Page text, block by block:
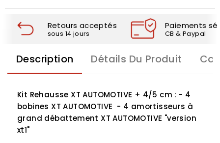
Retours acceptés
sous 14 jours
Paiements
CB & Paypal
Description Détails Du Produit
Kit Rehausse XT AUTOMOTIVE + 4/5 cm : - 4
bobines XT AUTOMOTIVE - 4 amortisseurs à
grand débattement XT AUTOMOTIVE "version
xt1"